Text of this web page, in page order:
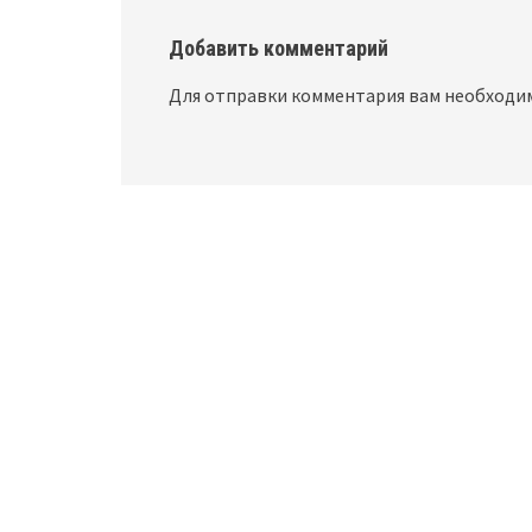
Добавить комментарий
Для отправки комментария вам